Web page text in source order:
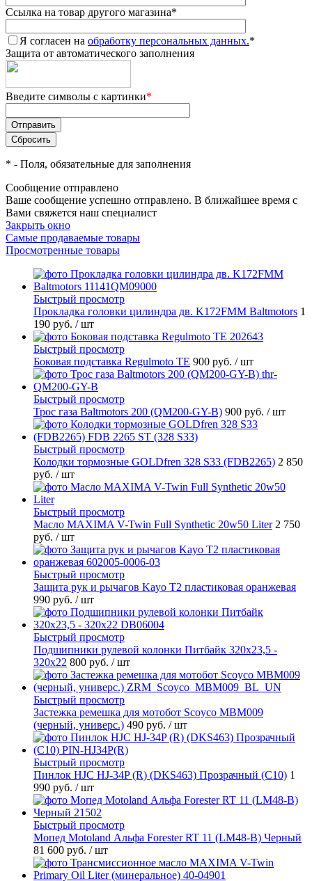
Ссылка на товар другого магазина*
Я согласен на обработку персональных данных.*
Защита от автоматического заполнения
Введите символы с картинки*
* - Поля, обязательные для заполнения
Сообщение отправлено
Ваше сообщение успешно отправлено. В ближайшее время с
Вами свяжется наш специалист
Закрыть окно
Самые продаваемые товары
Просмотренные товары
Быстрый просмотр
Прокладка головки цилиндра дв. K172FMM Baltmotors 1
190 руб. / шт
Быстрый просмотр
Боковая подставка Regulmoto TE 900 руб. / шт
Быстрый просмотр
Трос газа Baltmotors 200 (QM200-GY-B) 900 руб. / шт
Быстрый просмотр
Колодки тормозные GOLDfren 328 S33 (FDB2265) 2 850
руб. / шт
Быстрый просмотр
Масло MAXIMA V-Twin Full Synthetic 20w50 Liter 2 750
руб. / шт
Быстрый просмотр
Защита рук и рычагов Kayo T2 пластиковая оранжевая
990 руб. / шт
Быстрый просмотр
Подшипники рулевой колонки Питбайк 320x23,5 -
320x22 800 руб. / шт
Быстрый просмотр
Застежка ремешка для мотобот Scoyco MBM009
(черный, универс.) 490 руб. / шт
Быстрый просмотр
Пинлок HJC HJ-34P (R) (DKS463) Прозрачный (C10) 1
990 руб. / шт
Быстрый просмотр
Мопед Motoland Альфа Forester RT 11 (LM48-B) Черный
81 600 руб. / шт